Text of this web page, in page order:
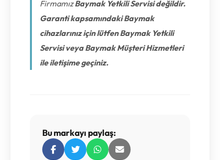
FirmamızBaymak Yetkili Servisi değildir.
Garanti kapsamındaki Baymak
cihazlarınız için lütfen Baymak Yetkili
Servisi veya Baymak Müşteri Hizmetleri
ile iletişime geçiniz.
Bu markayı paylaş: